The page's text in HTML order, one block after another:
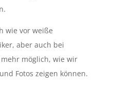
wie vor weiße
aber auch bei
möglich, wie wir
Fotos zeigen können.